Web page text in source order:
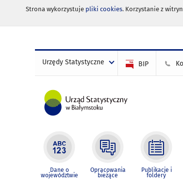
Strona wykorzystuje pliki cookies. Korzystanie z
Urzędy Statystyczne BIP
Dane o
województwie
Opracowania
bieżące
Publikacje i
foldery